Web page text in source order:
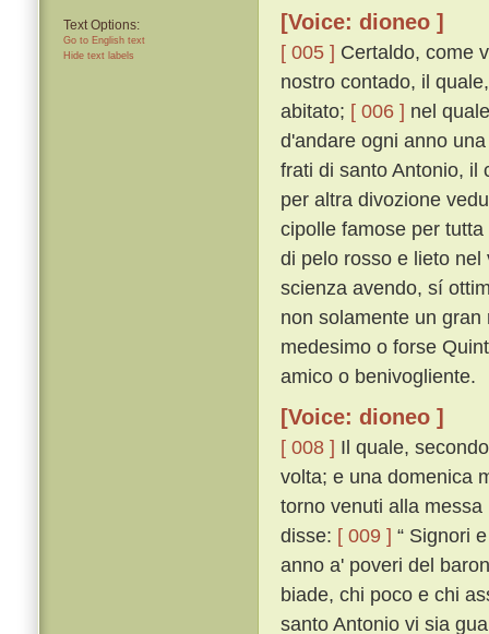
Text Options:
Go to English text
Hide text labels
[Voice: dioneo ]
[ 005 ] Certaldo, come
nostro contado, il
abitato; [ 006 ] nel
d'andare ogni anno
frati di santo Antonio, il
per altra divozione
cipolle famose per
di pelo rosso e lieto
scienza avendo, sí
non solamente un
medesimo o forse
amico o benivogliente.
[Voice: dioneo ]
[ 008 ] Il quale,
volta; e una domenica
torno venuti alla
disse: [ 009 ] “ Signori
anno a' poveri del
biade, chi poco e chi
santo Antonio vi sia